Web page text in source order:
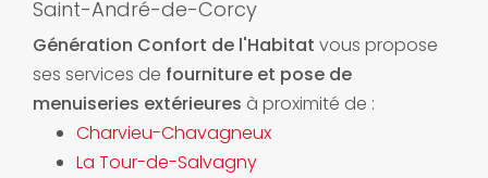
Saint-André-de-Corcy
Génération Confort de l'Habitat vous propose
ses services de fourniture et pose de
menuiseries extérieures à proximité de :
Charvieu-Chavagneux
La Tour-de-Salvagny